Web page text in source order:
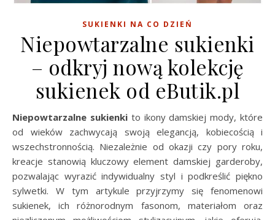
SUKIENKI NA CO DZIEŃ
Niepowtarzalne sukienki
– odkryj nową kolekcję
sukienek od eButik.pl
Niepowtarzalne sukienkito ikony damskiej mody, które
od wieków zachwycają swoją elegancją, kobiecością i
wszechstronnością. Niezależnie od okazji czy pory roku,
kreacje stanowią kluczowy element damskiej garderoby,
pozwalając wyrazić indywidualny styl i podkreślić piękno
sylwetki. W tym artykule przyjrzymy się fenomenowi
sukienek, ich różnorodnym fasonom, materiałom oraz